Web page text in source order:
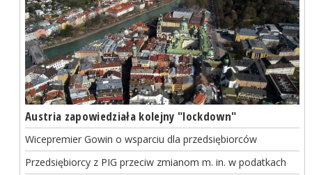
Austria zapowiedziała kolejny "lockdown"
Wicepremier Gowin o wsparciu dla przedsiębiorców
Przedsiębiorcy z PIG przeciw zmianom m. in. w podatkach